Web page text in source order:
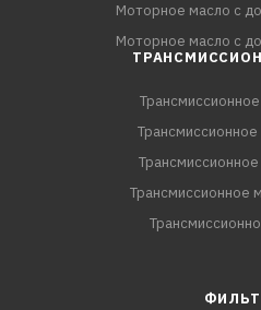
Моторное масло с
Моторное масло с
Трансмиссионное